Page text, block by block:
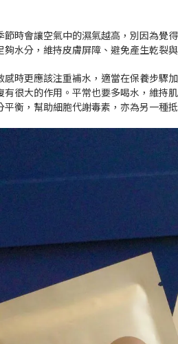
節時會讓空氣中的濕氣越高，別因為覺
夠水分，維持皮膚屏障、避免產生乾裂
感時更應該注重補水，適當在保養步驟
有很大的作用。平常也要多喝水，維持
平衡，幫助細胞代謝毒素，亦為另一種